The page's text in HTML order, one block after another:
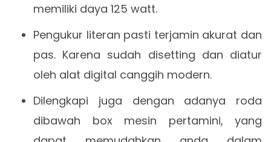
memiliki daya 125 watt.
Pengukur literan pasti terjamin akurat dan
pas. Karena sudah disetting dan diatur
oleh alat digital canggih modern.
Dilengkapi juga dengan adanya roda
dibawah box mesin pertamini, yang